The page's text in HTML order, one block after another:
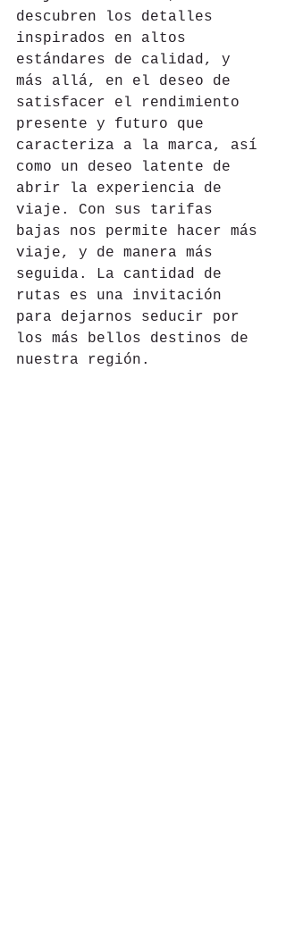
descubren los detalles
inspirados en altos
estándares de calidad, y
más allá, en el deseo de
satisfacer el rendimiento
presente y futuro que
caracteriza a la marca, así
como un deseo latente de
abrir la experiencia de
viaje. Con sus tarifas
bajas nos permite hacer más
viaje, y de manera más
seguida. La cantidad de
rutas es una invitación
para dejarnos seducir por
los más bellos destinos de
nuestra región.